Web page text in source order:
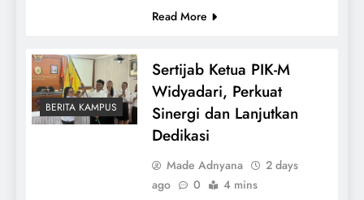
Read More
BERITA KAMPUS
Sertijab Ketua PIK-M
Widyadari, Perkuat
Sinergi dan Lanjutkan
Dedikasi
Made Adnyana
2 days
ago
0 4 mins